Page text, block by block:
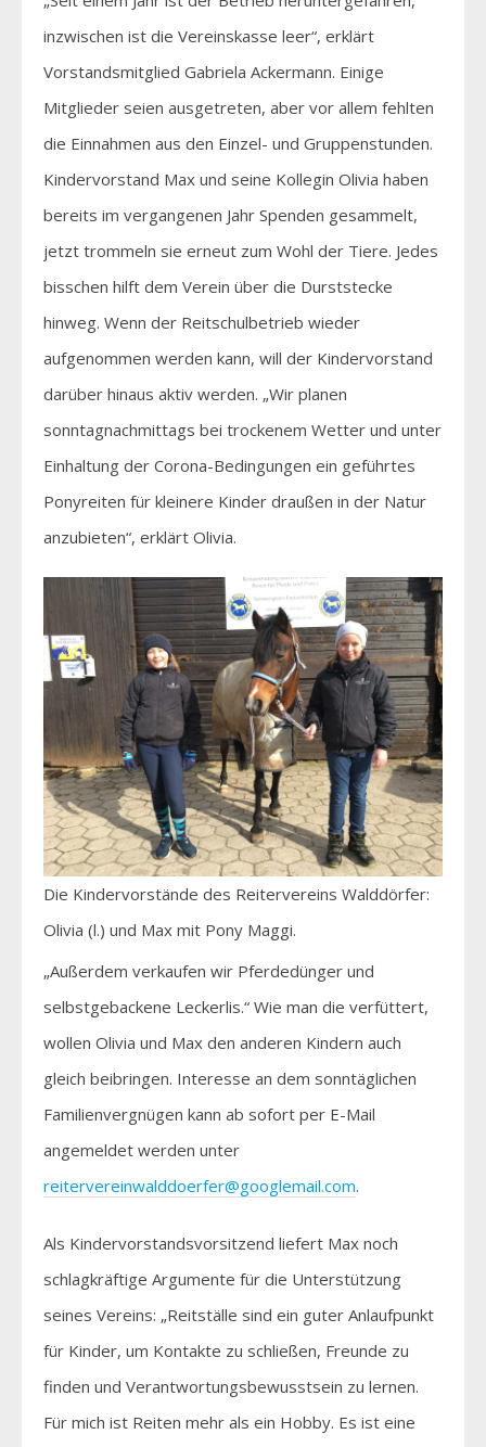
inzwischen ist die Vereinskasse leer“, erklärt
Vorstandsmitglied Gabriela Ackermann. Einige
Mitglieder seien ausgetreten, aber vor allem fehlten
die Einnahmen aus den Einzel- und Gruppenstunden.
Kindervorstand Max und seine Kollegin Olivia haben
bereits im vergangenen Jahr Spenden gesammelt,
jetzt trommeln sie erneut zum Wohl der Tiere. Jedes
bisschen hilft dem Verein über die Durststecke
hinweg. Wenn der Reitschulbetrieb wieder
aufgenommen werden kann, will der Kindervorstand
darüber hinaus aktiv werden. „Wir planen
sonntagnachmittags bei trockenem Wetter und unter
Einhaltung der Corona-Bedingungen ein geführtes
Ponyreiten für kleinere Kinder draußen in der Natur
anzubieten“, erklärt Olivia.
Die Kindervorstände des Reitervereins Walddörfer:
Olivia (l.) und Max mit Pony Maggi.
„Außerdem verkaufen wir Pferdedünger und
selbstgebackene Leckerlis.“ Wie man die verfüttert,
wollen Olivia und Max den anderen Kindern auch
gleich beibringen. Interesse an dem sonntäglichen
Familienvergnügen kann ab sofort per E-Mail
angemeldet werden unter
reitervereinwalddoerfer@googlemail.com.
Als Kindervorstandsvorsitzend liefert Max noch
schlagkräftige Argumente für die Unterstützung
seines Vereins: „Reitställe sind ein guter Anlaufpunkt
für Kinder, um Kontakte zu schließen, Freunde zu
finden und Verantwortungsbewusstsein zu lernen.
Für mich ist Reiten mehr als ein Hobby. Es ist eine